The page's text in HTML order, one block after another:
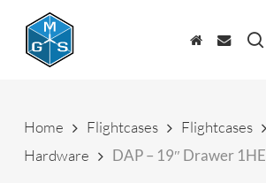
content
Home Flightcases Flightcases
Hardware
DAP – 19″ Drawer 1HE